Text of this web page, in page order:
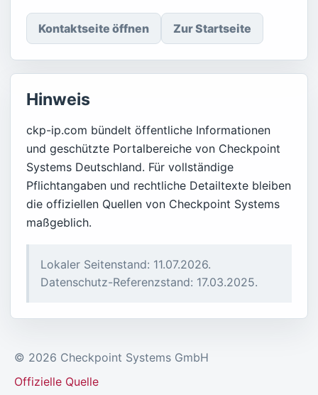
Kontaktseite öffnen Zur Startseite
Hinweis
ckp-ip.com bündelt öffentliche Informationen
und geschützte Portalbereiche von Checkpoint
Systems Deutschland. Für vollständige
Pflichtangaben und rechtliche Detailtexte bleiben
die offiziellen Quellen von Checkpoint Systems
maßgeblich.
Lokaler Seitenstand: 11.07.2026.
Datenschutz-Referenzstand: 17.03.2025.
© 2026 Checkpoint Systems GmbH
Offizielle Quelle